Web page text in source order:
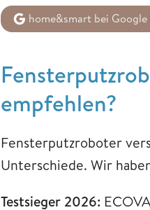
home&smart bei
empfehlen?
Fensterputzroboter
Unterschiede. Wir
Testsieger 2026: